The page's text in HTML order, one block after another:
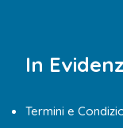
In
Termini e